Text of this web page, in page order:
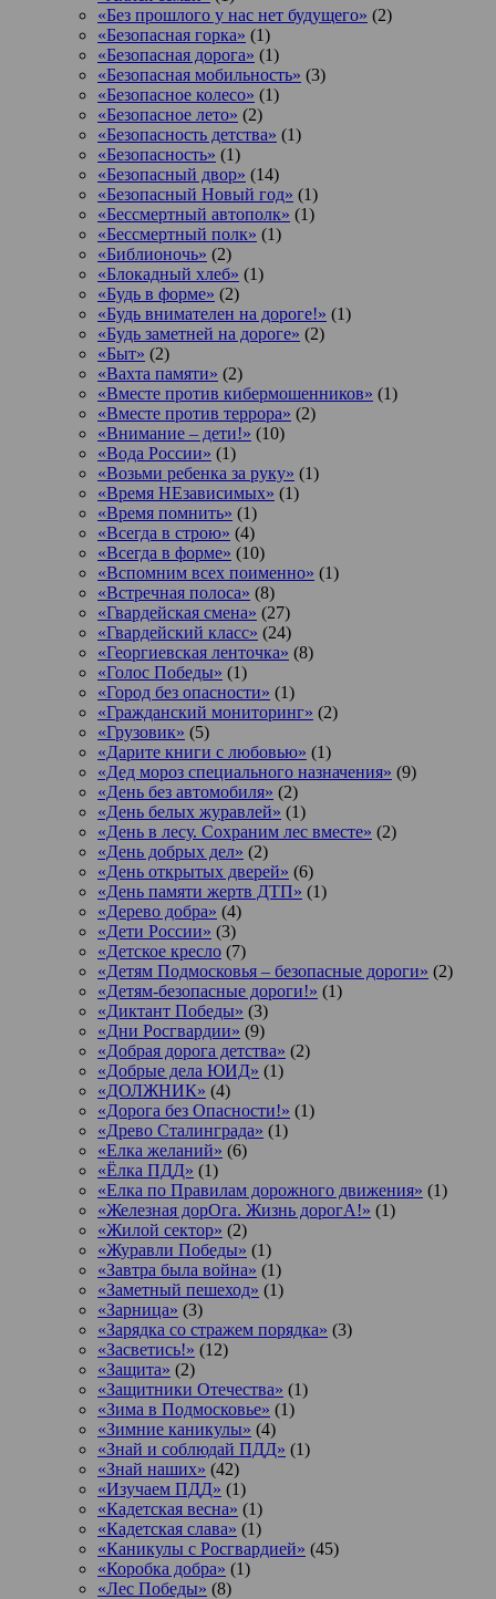
«Без прошлого у нас нет будущего» (2)
«Безопасная горка» (1)
«Безопасная дорога» (1)
«Безопасная мобильность» (3)
«Безопасное колесо» (1)
«Безопасное лето» (2)
«Безопасность детства» (1)
«Безопасность» (1)
«Безопасный двор» (14)
«Безопасный Новый год» (1)
«Бессмертный автополк» (1)
«Бессмертный полк» (1)
«Библионочь» (2)
«Блокадный хлеб» (1)
«Будь в форме» (2)
«Будь внимателен на дороге!» (1)
«Будь заметней на дороге» (2)
«Быт» (2)
«Вахта памяти» (2)
«Вместе против кибермошенников» (1)
«Вместе против террора» (2)
«Внимание – дети!» (10)
«Вода России» (1)
«Возьми ребенка за руку» (1)
«Время НЕзависимых» (1)
«Время помнить» (1)
«Всегда в строю» (4)
«Всегда в форме» (10)
«Вспомним всех поименно» (1)
«Встречная полоса» (8)
«Гвардейская смена» (27)
«Гвардейский класс» (24)
«Георгиевская ленточка» (8)
«Голос Победы» (1)
«Город без опасности» (1)
«Гражданский мониторинг» (2)
«Грузовик» (5)
«Дарите книги с любовью» (1)
«Дед мороз специального назначения» (9)
«День без автомобиля» (2)
«День белых журавлей» (1)
«День в лесу. Сохраним лес вместе» (2)
«День добрых дел» (2)
«День открытых дверей» (6)
«День памяти жертв ДТП» (1)
«Дерево добра» (4)
«Дети России» (3)
«Детское кресло (7)
«Детям Подмосковья – безопасные дороги» (2)
«Детям-безопасные дороги!» (1)
«Диктант Победы» (3)
«Дни Росгвардии» (9)
«Добрая дорога детства» (2)
«Добрые дела ЮИД» (1)
«ДОЛЖНИК» (4)
«Дорога без Опасности!» (1)
«Древо Сталинграда» (1)
«Елка желаний» (6)
«Ёлка ПДД» (1)
«Елка по Правилам дорожного движения» (1)
«Железная дорОга. Жизнь дорогА!» (1)
«Жилой сектор» (2)
«Журавли Победы» (1)
«Завтра была война» (1)
«Заметный пешеход» (1)
«Зарница» (3)
«Зарядка со стражем порядка» (3)
«Засветись!» (12)
«Защита» (2)
«Защитники Отечества» (1)
«Зима в Подмосковье» (1)
«Зимние каникулы» (4)
«Знай и соблюдай ПДД» (1)
«Знай наших» (42)
«Изучаем ПДД» (1)
«Кадетская весна» (1)
«Кадетская слава» (1)
«Каникулы с Росгвардией» (45)
«Коробка добра» (1)
«Лес Победы» (8)